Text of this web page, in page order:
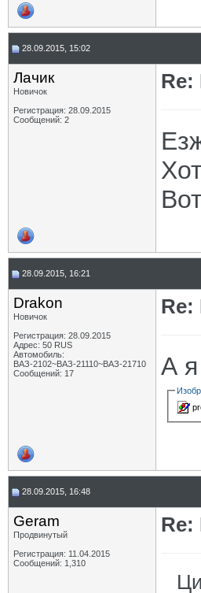
28.09.2015, 15:02
Лачик
Новичок
Регистрация: 28.09.2015
Сообщений: 2
Re:
28.09.2015, 16:21
Drakon
Новичок
Регистрация: 28.09.2015
Адрес: 50 RUS
Автомобиль:
ВАЗ-2102~ВАЗ-21110~ВАЗ-21710
Сообщений: 17
Re:
А я
28.09.2015, 16:48
Geram
Продвинутый
Регистрация: 11.04.2015
Сообщений: 1,310
Re: